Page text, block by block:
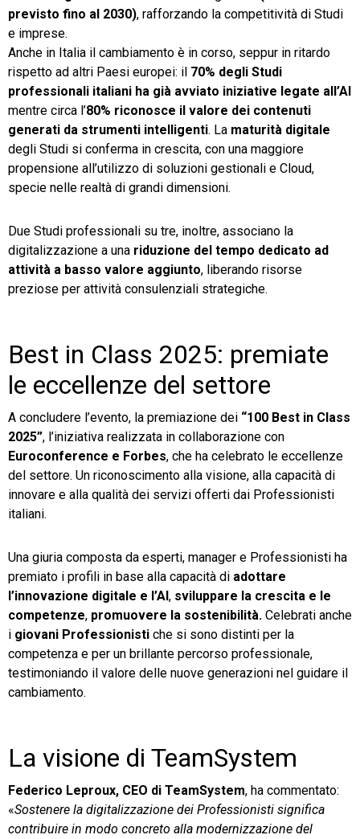
previsto fino al 2030), rafforzando la competitività di Studi
e imprese.
Anche in Italia il cambiamento è in corso, seppur in ritardo
rispetto ad altri Paesi europei: il 70% degli Studi
professionali italiani ha già avviato iniziative legate all’AI
mentre circa l’80% riconosce il valore dei contenuti
generati da strumenti intelligenti. La maturità digitale
degli Studi si conferma in crescita, con una maggiore
propensione all’utilizzo di soluzioni gestionali e Cloud,
specie nelle realtà di grandi dimensioni.
Due Studi professionali su tre, inoltre, associano la
digitalizzazione a una riduzione del tempo dedicato ad
attività a basso valore aggiunto, liberando risorse
preziose per attività consulenziali strategiche.
Best in Class 2025: premiate
le eccellenze del settore
A concludere l’evento, la premiazione dei “100 Best in Class
2025”, l’iniziativa realizzata in collaborazione con
Euroconference e Forbes, che ha celebrato le eccellenze
del settore. Un riconoscimento alla visione, alla capacità di
innovare e alla qualità dei servizi offerti dai Professionisti
italiani.
Una giuria composta da esperti, manager e Professionisti ha
premiato i profili in base alla capacità di adottare
l’innovazione digitale e l’AI, sviluppare la crescita e le
competenze, promuovere la sostenibilità. Celebrati anche
i giovani Professionisti che si sono distinti per la
competenza e per un brillante percorso professionale,
testimoniando il valore delle nuove generazioni nel guidare il
cambiamento.
La visione di TeamSystem
Federico Leproux, CEO di TeamSystem, ha commentato:
«Sostenere la digitalizzazione dei Professionisti significa
contribuire in modo concreto alla modernizzazione del